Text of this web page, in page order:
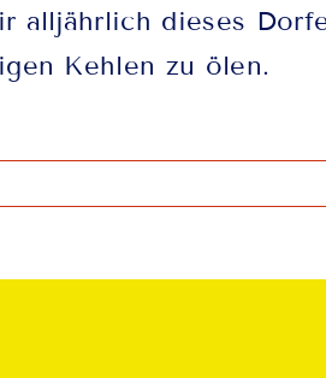
alljährlich dieses
Kehlen zu ölen.